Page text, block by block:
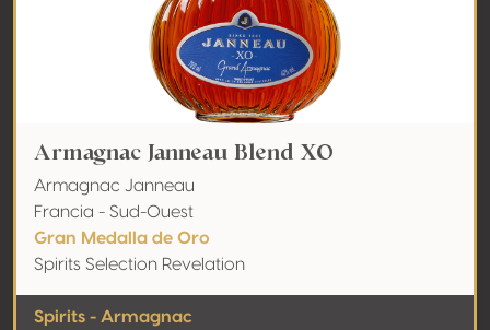
Armagnac Janneau Blend XO
Armagnac Janneau
Francia - Sud-Ouest
Gran Medalla de Oro
Spirits Selection Revelation
Spirits - Armagnac